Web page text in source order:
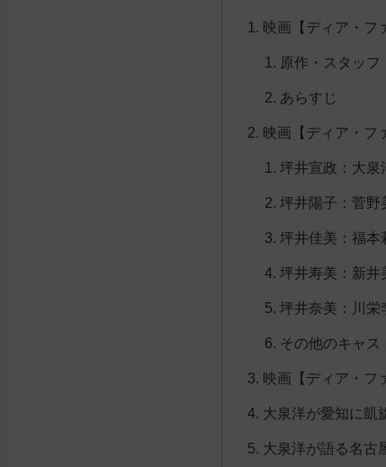
映画【ディア・フ
原作・スタッフ
あらすじ
映画【ディア・フ
坪井宣政：大泉
坪井陽子：菅野
坪井佳美：福本
坪井寿美：新井
坪井奈美：川栄
その他のキャス
映画【ディア・フ
大泉洋が愛知に凱
大泉洋が語る名古